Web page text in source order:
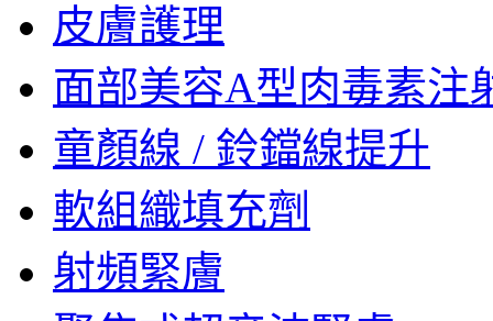
皮膚護理
面部美容A型肉毒素注
童顏線 / 鈴鐺線提升
軟組織填充劑
射頻緊膚